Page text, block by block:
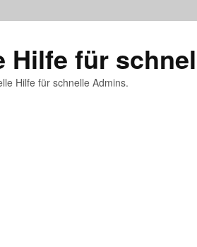
Hilfe für
Hilfe für schnelle Admins.